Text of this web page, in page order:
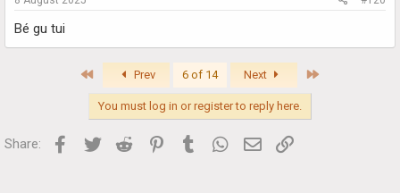
Bé gu tui
Prev 6 of 14 Next
You must log in or register to reply here.
Share: Facebook
Twitter Reddit PinterestTumblr WhatsApp
Email